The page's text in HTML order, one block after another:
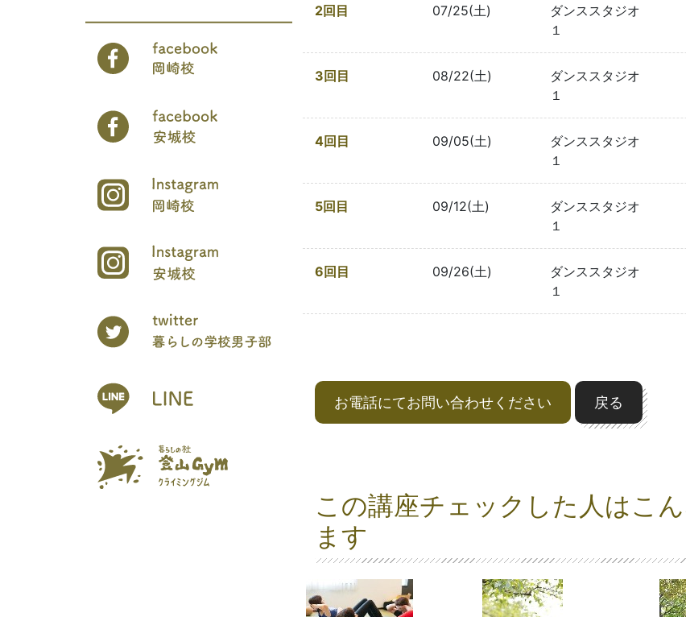
2回目 07/25(土)
ダンススタジオ
１
3回目 08/22(土)
ダンススタジオ
１
4回目 09/05(土)
ダンススタジオ
１
5回目 09/12(土)
ダンススタジオ
１
6回目 09/26(土)
ダンススタジオ
１
お電話にてお問い合わせください 戻る
この講座チェックした人はこ
ます